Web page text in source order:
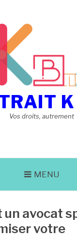
Vos droits, autrement
MENU
un avocat
votre